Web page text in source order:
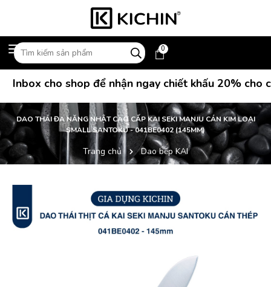
0
cho shop để nhận ngay chiết khấu 20% cho
DAO THÁI ĐA NĂNG NHẬT CAO CẤP KAI SEKI MANJU CÁN KIM LOẠI
SMALL SANTOKU - 041BE0402 (145MM)
Trang chủ Dao bếp KAI